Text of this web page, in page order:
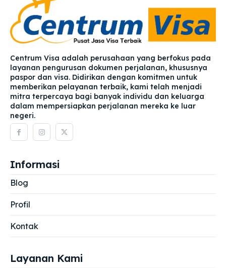
Centrum Visa adalah perusahaan yang berfokus pada
layanan pengurusan dokumen perjalanan, khususnya
paspor dan visa. Didirikan dengan komitmen untuk
memberikan pelayanan terbaik, kami telah menjadi
mitra terpercaya bagi banyak individu dan keluarga
dalam mempersiapkan perjalanan mereka ke luar
negeri.
Informasi
Blog
Profil
Kontak
Layanan Kami